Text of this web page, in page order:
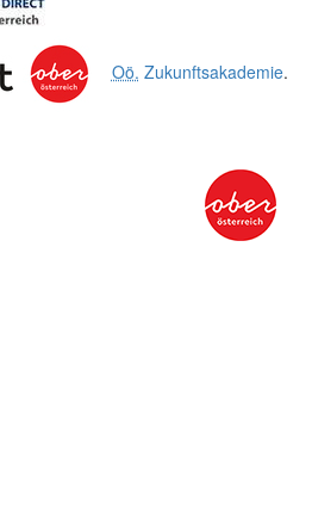
Oö. Zukunftsakademie.